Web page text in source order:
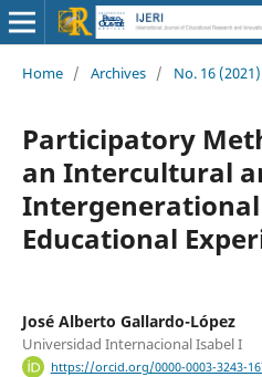
Home / Archives / No. 16 (2021)
Participatory
an Intercultural
Educational
José Alberto Gallardo-López
Universidad Internacional Isabel I
https://orcid.org/0000-0003-3243-